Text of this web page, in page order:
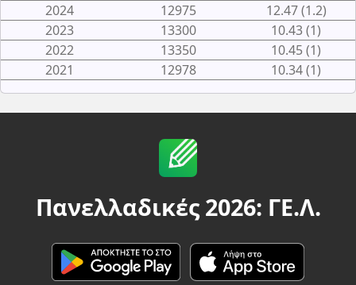
2024
12975
12.47 (1.2)
2023
13300
10.43 (1)
2022
13350
10.45 (1)
2021
12978 10.34 (1)
Πανελλαδικές 2026: ΓΕ.Λ.